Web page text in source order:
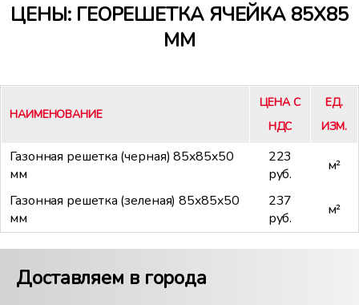
ЦЕНЫ: ГЕОРЕШЕТКА ЯЧЕЙКА 85Х85
ММ
НАИМЕНОВАНИЕ
ЦЕНА С
НДС
ЕД.
ИЗМ.
Газонная решетка (черная) 85x85x50
мм
223
руб.
м²
Газонная решетка (зеленая) 85x85x50
мм
237
руб.
м²
Доставляем в города